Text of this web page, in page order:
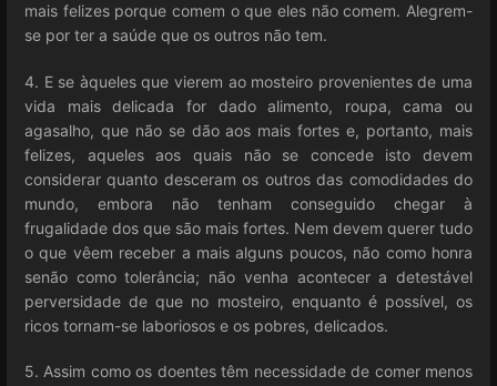
mais felizes porque comem o que eles não comem. Alegrem-
se por ter a saúde que os outros não tem.
4. E se àqueles que vierem ao mosteiro provenientes de uma
vida mais delicada for dado alimento, roupa, cama ou
agasalho, que não se dão aos mais fortes e, portanto, mais
felizes, aqueles aos quais não se concede isto devem
considerar quanto desceram os outros das comodidades do
mundo, embora não tenham conseguido chegar à
frugalidade dos que são mais fortes. Nem devem querer tudo
o que vêem receber a mais alguns poucos, não como honra
senão como tolerância; não venha acontecer a detestável
perversidade de que no mosteiro, enquanto é possível, os
ricos tornam-se laboriosos e os pobres, delicados.
5. Assim como os doentes têm necessidade de comer menos